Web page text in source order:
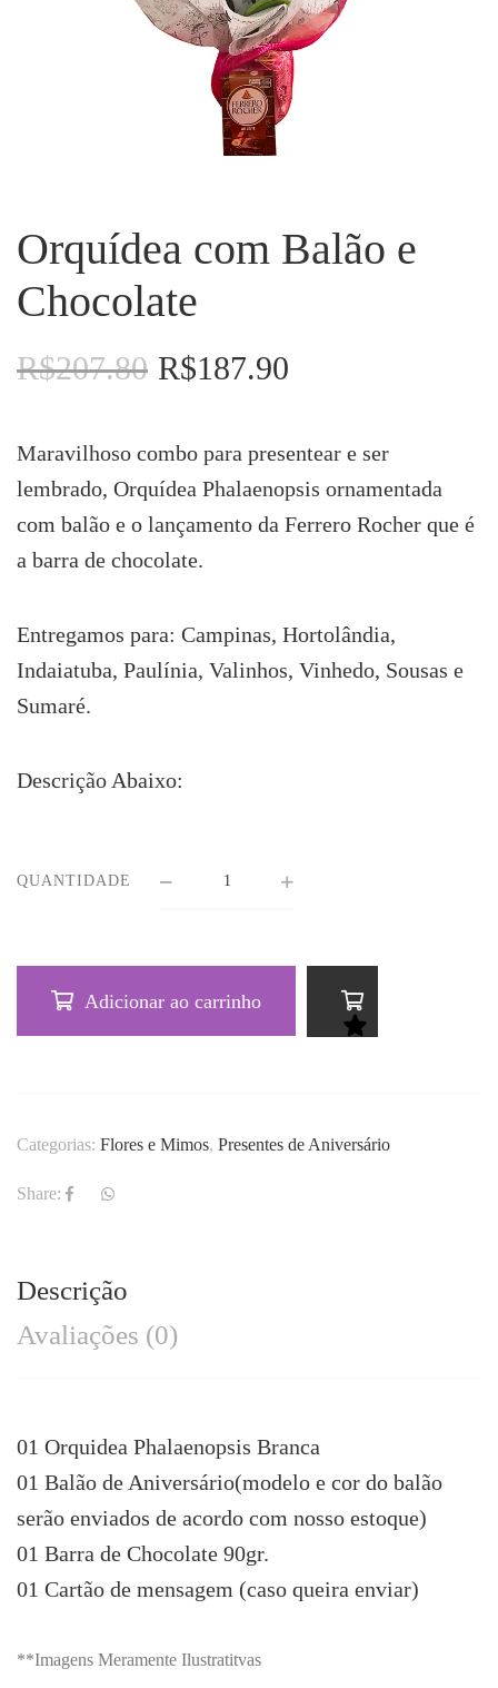
Orquídea com Balão e
Chocolate
R$207.80 O
era:
R$207.80.
R$187.90
é:
R$187.90.
Maravilhoso combo para presentear e ser
lembrado, Orquídea Phalaenopsis ornamentada
com balão e o lançamento da Ferrero Rocher que é
a barra de chocolate.
Entregamos para: Campinas, Hortolândia,
Indaiatuba, Paulínia, Valinhos, Vinhedo, Sousas e
Sumaré.
Descrição Abaixo:
QUANTIDADE
Adicionar ao carrinho
Categorias: Flores e Mimos, Presentes de Aniversário
Share:
Descrição
Avaliações (0)
01 Orquidea Phalaenopsis Branca
01 Balão de Aniversário(modelo e cor do balão
serão enviados de acordo com nosso estoque)
01 Barra de Chocolate 90gr.
01 Cartão de mensagem (caso queira enviar)
**Imagens Meramente Ilustratitvas